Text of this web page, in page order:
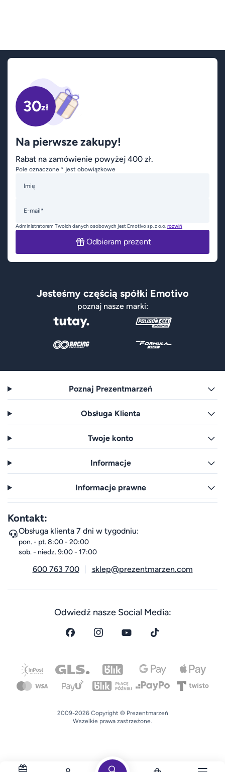
30zł
Na pierwsze zakupy!
Rabat na zamówienie powyżej 400 zł.
Pole oznaczone * jest obowiązkowe
Imię
E-mail*
Administratorem Twoich danych osobowych jest Emotivo sp. z o.o.rozwiń
Odbieram prezent
Jesteśmy częścią spółki Emotivo
poznaj nasze marki:
Poznaj Prezentmarzeń
Obsługa Klienta
Twoje konto
Informacje
Informacje prawne
Kontakt:
Obsługa klienta 7 dni w tygodniu:
pon. - pt. 8:00 - 20:00
sob. - niedz. 9:00 - 17:00
600 763 700 sklep@prezentmarzen.com
Odwiedź nasze Social Media:
2009-2026 Copyright © Prezentmarzeń
Wszelkie prawa zastrzeżone.